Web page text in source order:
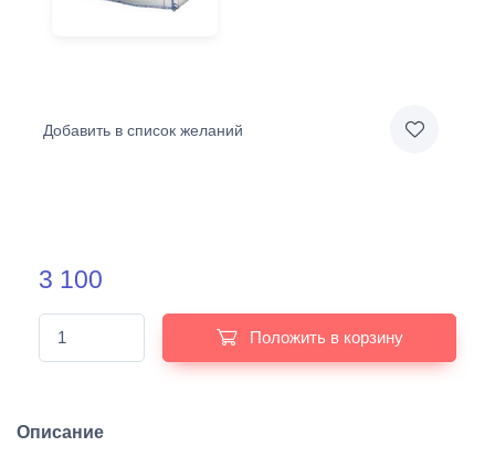
Добавить в список желаний
3 100
Положить в корзину
Описание